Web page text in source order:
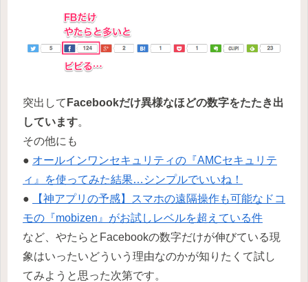
突出して Facebookだけ異様なほどの数字をたたき出
しています。
その他にも
● オールインワンセキュリティの『AMCセキュリテ
ィ』を使ってみた結果…シンプルでいいね！
●
【神アプリの予感】スマホの遠隔操作も可能なドコ
モの『mobizen』がお試しレベルを超えている件
など、やたらとFacebookの数字だけが伸びている現
象はいったいどういう理由なのかが知りたくて試し
てみようと思った次第です。